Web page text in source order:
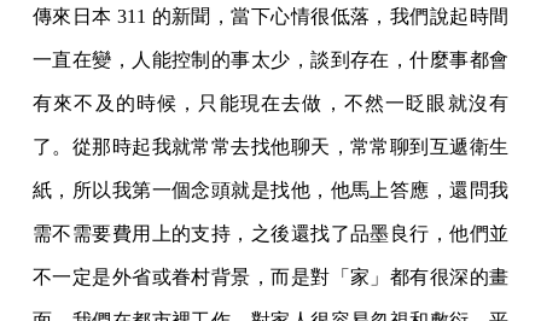
傳來日本 311 的新聞，當下心情很低落，我們說起時間
一直在變，人能控制的事太少，談到存在，什麼事都會
有來不及的時候，只能現在去做，不然一眨眼就沒有
了。從那時起我就常常去找他聊天，常常聊到互遞衛生
紙，所以我第一個念頭就是找他，他馬上答應，還問我
需不需要費用上的支持，之後還找了品墨良行，他們並
不一定是外省或眷村背景，而是對「家」都有很深的畫